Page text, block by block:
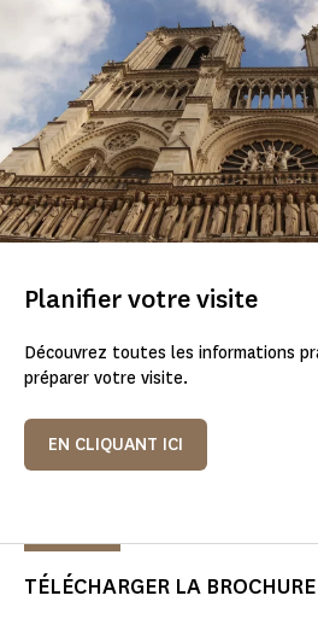
Planifier votre visite
Découvrez toutes les informations
préparer votre visite.
EN CLIQUANT ICI
TÉLÉCHARGER LA